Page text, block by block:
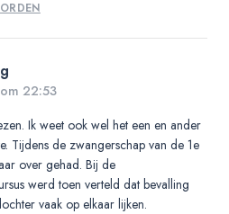
22:53
Ik weet ook wel het een en ander
Tijdens de zwangerschap van de 1e
over gehad. Bij de
werd toen verteld dat bevalling
vaak op elkaar lijken.